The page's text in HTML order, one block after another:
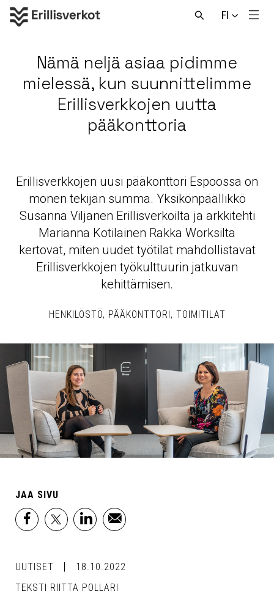
FI
Avaa
Nämä neljä asiaa pidimme
mielessä, kun suunnittelimme
Erillisverkkojen uutta
pääkonttoria
Erillisverkkojen uusi pääkonttori Espoossa on
monen tekijän summa. Yksikönpäällikkö
Susanna Viljanen Erillisverkoilta ja arkkitehti
Marianna Kotilainen Rakka Worksilta
kertovat, miten uudet työtilat mahdollistavat
Erillisverkkojen työkulttuurin jatkuvan
kehittämisen.
HENKILÖSTÖ PÄÄKONTTORI TOIMITILAT
JAA SIVU
facebook
x linkedinemail
UUTISET
18.10.2022
TEKSTI RIITTA POLLARI